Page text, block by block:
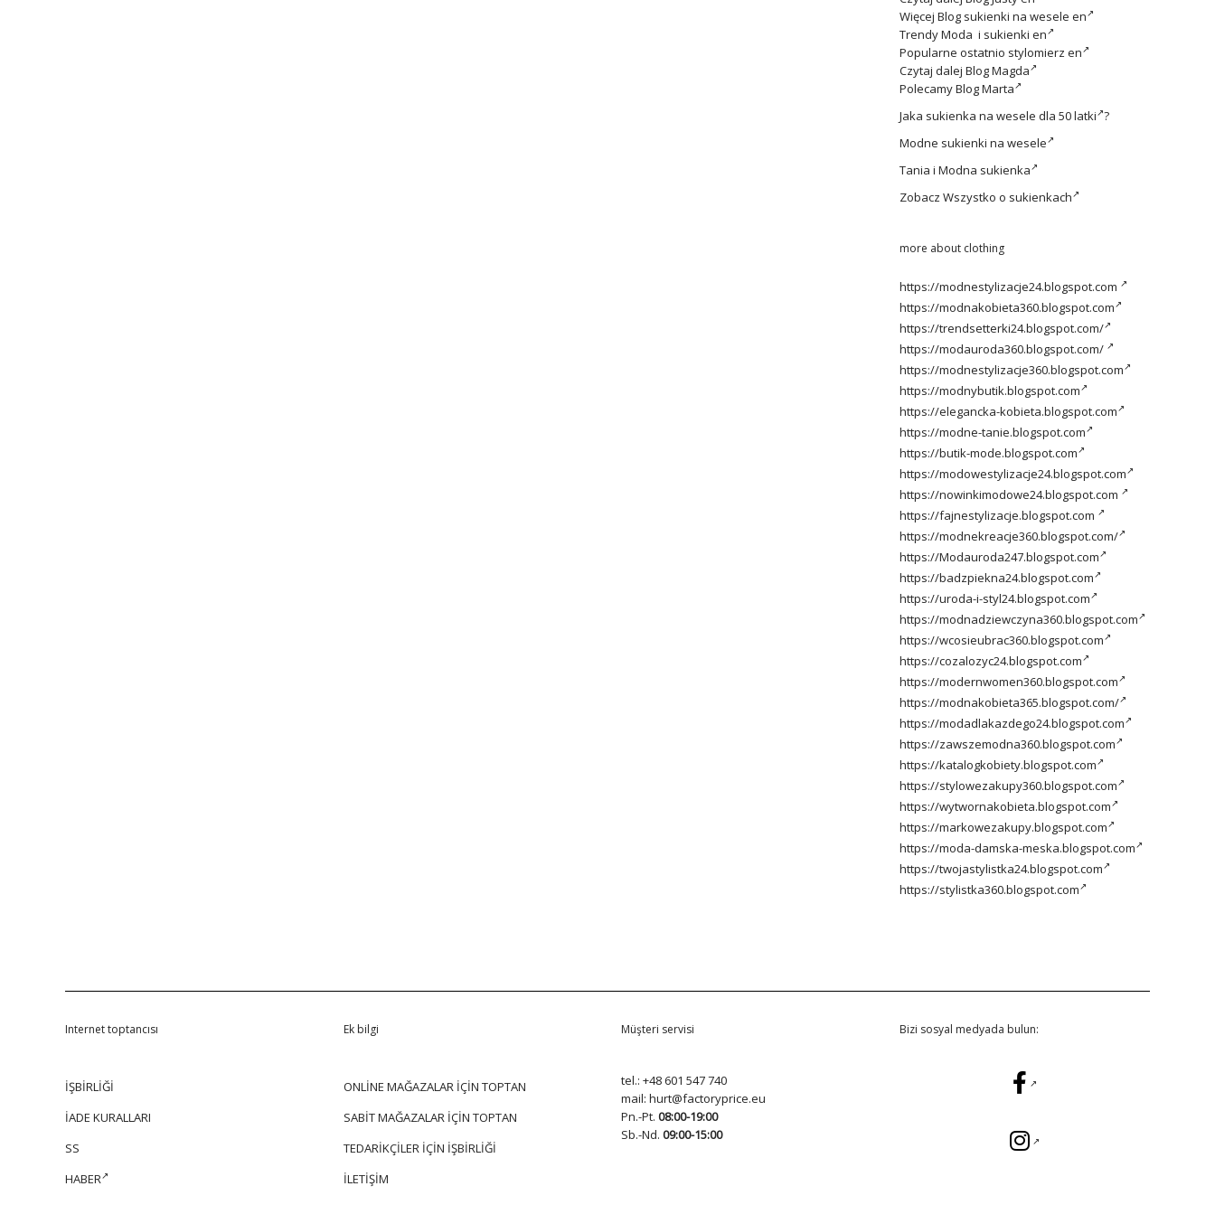
Więcej Blog sukienki na wesele en
TrendyModa i sukienki en
Popularne ostatnio stylomierz en
Czytaj dalej Blog Magda
PolecamyBlog Marta
Jaka sukienka na wesele dla 50 latki ?
Modne sukienki na wesele
Tania i Modna sukienka
Zobacz Wszystko o sukienkach
more about clothing
https://modnestylizacje24.blogspot.com
https://modnakobieta360.blogspot.com
https://trendsetterki24.blogspot.com/
https://modauroda360.blogspot.com/
https://modnestylizacje360.blogspot.com
https://modnybutik.blogspot.com
https://elegancka-kobieta.blogspot.com
https://modne-tanie.blogspot.com
https://butik-mode.blogspot.com
https://modowestylizacje24.blogspot.com
https://nowinkimodowe24.blogspot.com
https://fajnestylizacje.blogspot.com
https://modnekreacje360.blogspot.com/
https://Modauroda247.blogspot.com
https://badzpiekna24.blogspot.com
https://uroda-i-styl24.blogspot.com
https://modnadziewczyna360.blogspot.com
https://wcosieubrac360.blogspot.com
https://cozalozyc24.blogspot.com
https://modernwomen360.blogspot.com
https://modnakobieta365.blogspot.com/
https://modadlakazdego24.blogspot.com
https://zawszemodna360.blogspot.com
https://katalogkobiety.blogspot.com
https://stylowezakupy360.blogspot.com
https://wytwornakobieta.blogspot.com
https://markowezakupy.blogspot.com
https://moda-damska-meska.blogspot.com
https://twojastylistka24.blogspot.com
https://stylistka360.blogspot.com
Internet toptancısı
İŞBİRLİĞİ
İADE KURALLARI
SS
HABER
Ek bilgi
ONLİNE MAĞAZALAR İÇİN TOPTAN
SABİT MAĞAZALAR İÇİN TOPTAN
TEDARİKÇİLER İÇİN İŞBİRLİĞİ
İLETİŞİM
Müşteri servisi
tel.: +48 601 547 740
mail: hurt@factoryprice.eu
Pn.-Pt. 08:00-19:00
Sb.-Nd. 09:00-15:00
Bizi sosyal medyada bulun: